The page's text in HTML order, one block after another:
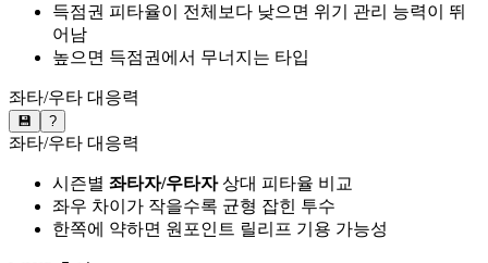
득점권 피타율이 전체보다 낮으면 위기 관리 능력이 뛰
어남
높으면 득점권에서 무너지는 타입
좌타/우타 대응력
💾 ?
좌타/우타 대응력
시즌별 좌타자/우타자상대 피타율 비교
좌우 차이가 작을수록 균형 잡힌 투수
한쪽에 약하면 원포인트 릴리프 기용 가능성